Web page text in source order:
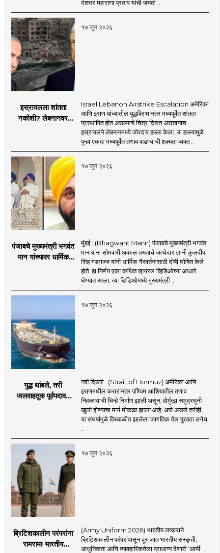
मोहनजी भागवत
देशभर महाराणा प्रताप यांची जयंती ..
१७ जून २०२६
इस्रायलला शांतता
नकोशी? लेबनानवर
इराण-अमेरिकेत आरोप-
प्रत्यारोप
Israel Lebanon Airstrike Escalation अमेरिका
आणि इराण यांच्यातील युद्धविरामानंतर मध्यपूर्वेत शांतता
प्रस्थापित होत असल्याचे चित्र दिसत असतानाच
इस्रायलने लेबनानमध्ये जोरदार हल्ला केला. या हल्ल्यामुळे
पुन्हा एकदा मध्यपूर्वेत तणाव वाढण्याची शक्यता व्यक्त ..
१७ जून २०२६
पंजाबचे मुख्यमंत्री भगवंत
मान यांच्यावर धार्मिक
खळबळ
मुंबई : (Bhagwant Mann) पंजाबचे मुख्यमंत्री भगवंत
मान यांना सोमवारी अकाल तख्ताचे जत्थेदार ज्ञानी कुलदीप
सिंह गडगज्ज यांनी धार्मिक गैरवर्तनासाठी दोषी घोषित केले
होते. हा निर्णय एका कथित व्हायरल व्हिडिओच्या आधारे
घेण्यात आला. त्या व्हिडिओमध्ये मुख्यमंत्री ..
१७ जून २०२६
युद्ध थांबले, तरी
जलवाहतुक पूर्वपदावर
चिंता.
नवी दिल्ली : (Strait of Hormuz) अमेरिका आणि
इराणमधील करारानंतर पश्चिम आशियातील तणाव
निवळण्याची चिन्हे निर्माण झाली असून, होर्मुत्झ समुद्रधुनी
खुली होण्याचा मार्ग मोकळा झाला आहे. असे असले तरीही,
या संघर्षामुळे विस्कळीत झालेला जागतिक तेल पुरवठा लगेच
१७ जून २०२६
ब्रिटिशकालीन परंपरांना
रामराम! भारतीय
(Army Uniform 2026) भारतीय लष्कराने
ब्रिटिशकालीन परंपरांपासून दूर जात भारतीय संस्कृती,
आधुनिकता आणि व्यावहारिकतेला प्राधान्य देणारी ‘आर्मी